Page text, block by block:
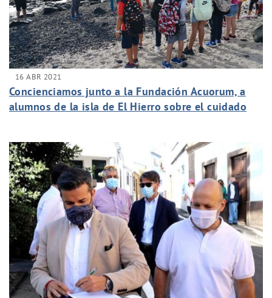
16 ABR 2021
Concienciamos junto a la Fundación Acuorum, a
alumnos de la isla de El Hierro sobre el cuidado